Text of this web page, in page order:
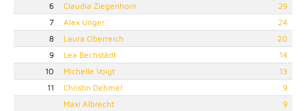
6
Claudia Ziegenhorn
29
7
Alex Unger
24
8
Laura Oberreich
20
9
Lea Bechstädt
14
10
Michelle Voigt
13
11
Christin Dehmel
9
Maxi Albrecht
9